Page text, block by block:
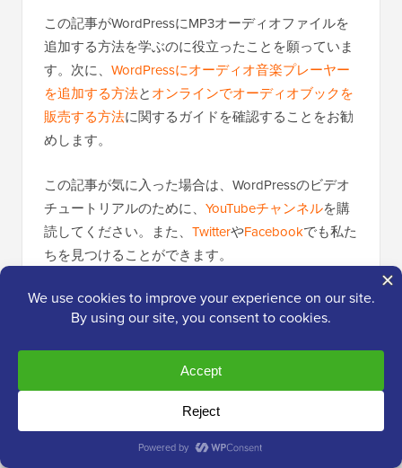
この記事がWordPressにMP3オーディオファイルを
追加する方法を学ぶのに役立ったことを願っていま
す。次に、 WordPressにオーディオ音楽プレーヤー
を追加する方法とオンラインでオーディオブックを
販売する方法に関するガイドを確認することをお勧
めします。
この記事が気に入った場合は、WordPressのビデオ
チュートリアルのために、 YouTubeチャンネルを購
読してください。また、 TwitterやFacebookでも私た
ちを見つけることができます。
WPBeginnerで現在人気があります